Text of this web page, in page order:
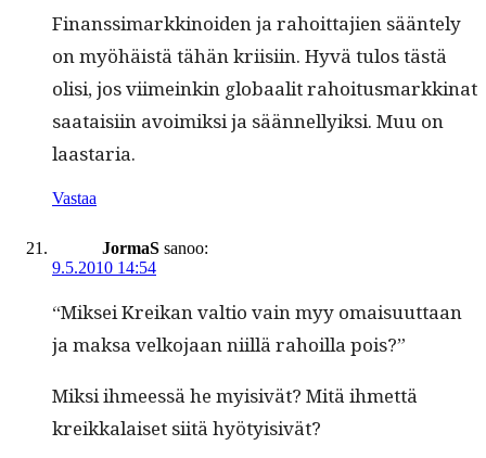
Finanssi­markki­noiden ja rahoit­ta­jien sään­te­ly
on myöhäistä tähän kri­isi­in. Hyvä tulos tästä
olisi, jos viimeinkin globaalit rahoi­tus­markki­nat
saataisi­in avoimik­si ja sään­nel­lyik­si. Muu on
laastaria.
Vastaa
JormaS sanoo:
9.5.2010 14:54
“Mik­sei Kreikan val­tio vain myy omaisu­ut­taan
ja mak­sa velko­jaan niil­lä rahoil­la pois?”
Mik­si ihmeessä he myi­sivät? Mitä ihmettä
kreikkalaiset siitä hyötyisivät?